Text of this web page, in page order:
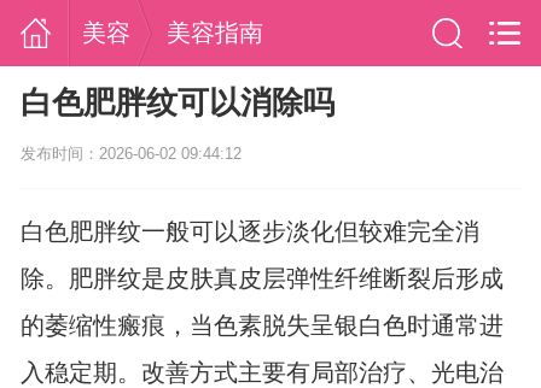
美容 美容指南
白色肥胖纹可以消除吗
发布时间：2026-06-02 09:44:12
白色肥胖纹一般可以逐步淡化但较难完全消
除。肥胖纹是皮肤真皮层弹性纤维断裂后形成
的萎缩性瘢痕，当色素脱失呈银白色时通常进
入稳定期。改善方式主要有局部治疗、光电治